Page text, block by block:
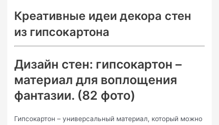
Креативные идеи декора стен
из гипсокартона
Дизайн стен: гипсокартон –
материал для воплощения
фантазии. (82 фото)
Гипсокартон – универсальный материал, который можно